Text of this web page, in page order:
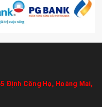
Định Công Hạ, Hoàng Mai,